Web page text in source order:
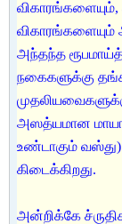
விகாரங்களையும்,
விகாரங்களையும்
அந்தந்த ரூபமாய்த்
நகைகளுக்கு
அஸத்யமான
உண்டாகும்
கிடைக்கிறது.
அன்றிக்கே